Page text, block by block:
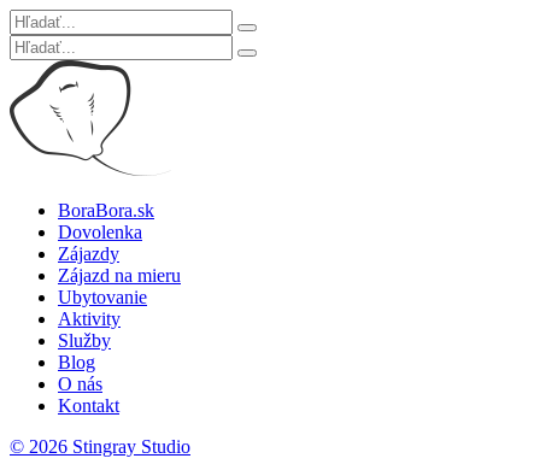
BoraBora.sk
Dovolenka
Zájazdy
Zájazd na mieru
Ubytovanie
Aktivity
Služby
Blog
O nás
Kontakt
© 2026 Stingray Studio